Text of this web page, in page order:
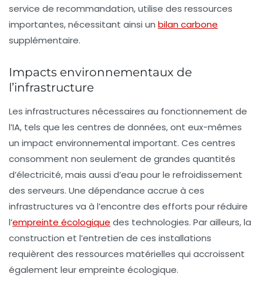
service de recommandation, utilise des ressources
importantes, nécessitant ainsi un bilan carbone
supplémentaire.
Impacts environnementaux de
l’infrastructure
Les infrastructures nécessaires au fonctionnement de
l’IA, tels que les centres de données, ont eux-mêmes
un impact environnemental important. Ces centres
consomment non seulement de grandes quantités
d’électricité, mais aussi d’eau pour le refroidissement
des serveurs. Une dépendance accrue à ces
infrastructures va à l’encontre des efforts pour réduire
l’empreinte écologique des technologies. Par ailleurs, la
construction et l’entretien de ces installations
requièrent des ressources matérielles qui accroissent
également leur empreinte écologique.